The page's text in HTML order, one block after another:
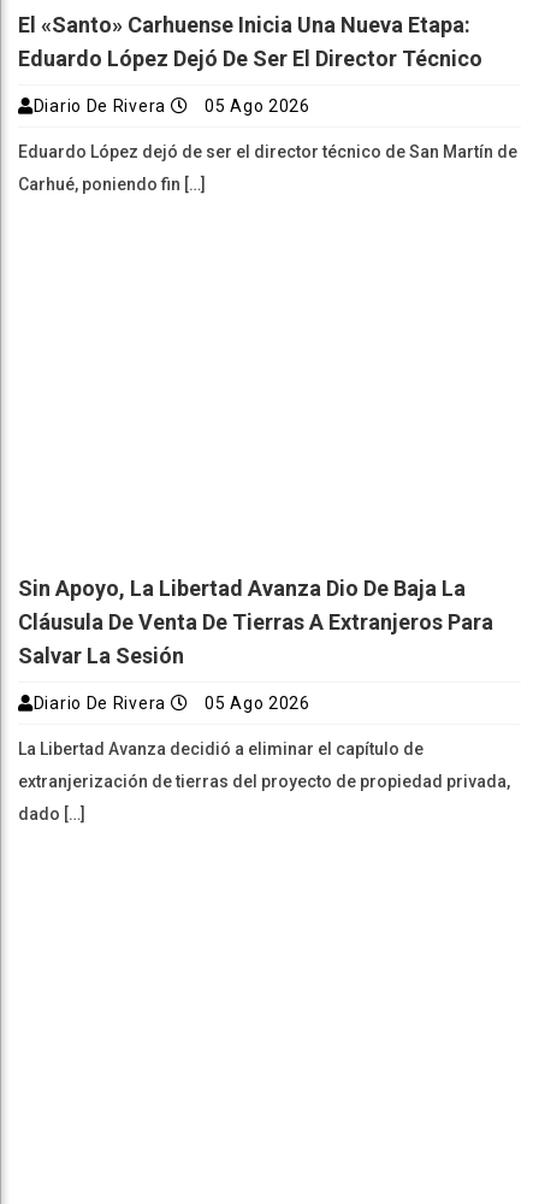
El «Santo» Carhuense Inicia Una Nueva Etapa:
Eduardo López Dejó De Ser El Director Técnico
Diario De Rivera 05 Ago 2026
Eduardo López dejó de ser el director técnico de San Martín de
Carhué, poniendo fin […]
Sin Apoyo, La Libertad Avanza Dio De Baja La
Cláusula De Venta De Tierras A Extranjeros Para
Salvar La Sesión
Diario De Rivera 05 Ago 2026
La Libertad Avanza decidió a eliminar el capítulo de
extranjerización de tierras del proyecto de propiedad privada,
dado […]